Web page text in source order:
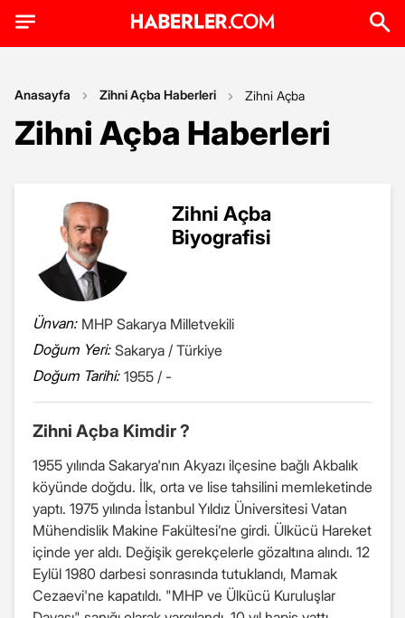
Anasayfa Zihni Açba Haberleri Zihni Açba
Zihni Açba Haberleri
Zihni Açba
Biyografisi
Ünvan: MHP Sakarya Milletvekili
Doğum Yeri: Sakarya / Türkiye
Doğum Tarihi: 1955 / -
Zihni Açba Kimdir ?
1955 yılında Sakarya'nın Akyazı ilçesine bağlı Akbalık
köyünde doğdu. İlk, orta ve lise tahsilini memleketinde
yaptı. 1975 yılında İstanbul Yıldız Üniversitesi Vatan
Mühendislik Makine Fakültesi’ne girdi. Ülkücü Hareket
içinde yer aldı. Değişik gerekçelerle gözaltına alındı. 12
Eylül 1980 darbesi sonrasında tutuklandı, Mamak
Cezaevi'ne kapatıldı. "MHP ve Ülkücü Kuruluşlar